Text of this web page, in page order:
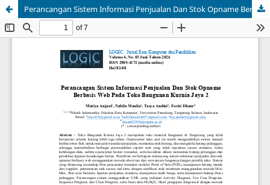
Perancangan Sistem Informasi Penjualan Dan Stok Opname Berbasis Web Pada Toko Bangunan Kurnia Jaya 2